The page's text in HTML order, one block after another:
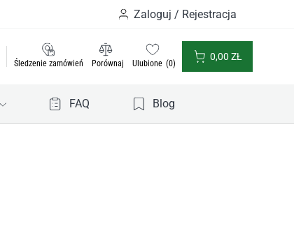
Zaloguj / Rejestracja
Śledzenie zamówień Porównaj Ulubione 0
0,00 ZŁ
FAQ Blog